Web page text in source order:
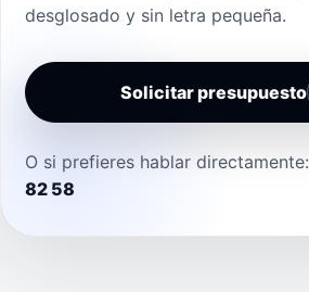
desglosado y sin letra pequeña.
Solicitar presupuesto
O si prefieres hablar directamente:
82 58